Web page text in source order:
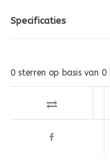
Specificaties
0 sterren op basis van 0